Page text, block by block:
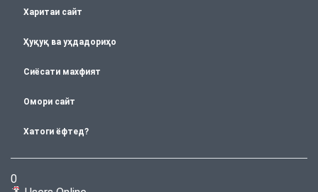
Харитаи сайт
Ҳуқуқ ва уҳдадориҳо
Сиёсати махфият
Омори сайт
Хатоги ёфтед?
0